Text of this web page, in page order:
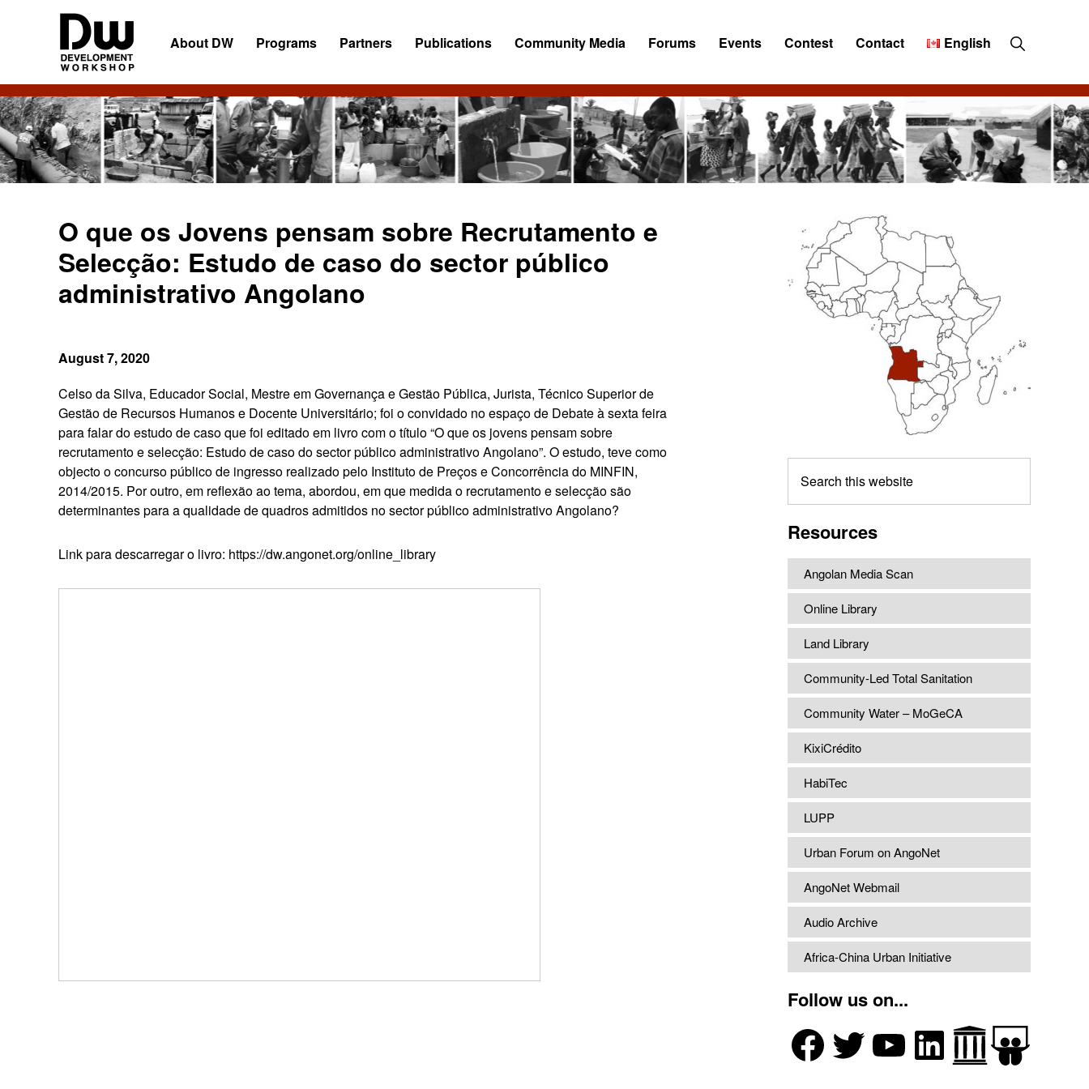
DW
Angola
Development
Workshop
Angola
About DW Programs Partners Publications Community Media Forums Events Contest Contact English Show
Search
O que os Jovens pensam sobre Recrutamento e
Selecção: Estudo de caso do sector público
administrativo Angolano
August 7, 2020
Celso da Silva, Educador Social, Mestre em Governança e Gestão Pública, Jurista, Técnico Superior de
Gestão de Recursos Humanos e Docente Universitário; foi o convidado no espaço de Debate à sexta feira
para falar do estudo de caso que foi editado em livro com o título “O que os jovens pensam sobre
recrutamento e selecção: Estudo de caso do sector público administrativo Angolano”. O estudo, teve como
objecto o concurso público de ingresso realizado pelo Instituto de Preços e Concorrência do MINFIN,
2014/2015. Por outro, em reflexão ao tema, abordou, em que medida o recrutamento e selecção são
determinantes para a qualidade de quadros admitidos no sector público administrativo Angolano?
Link para descarregar o livro: https://dw.angonet.org/online_library
Primary
Sidebar
this
Resources
Angolan Media Scan
Online Library
Land Library
Community-Led Total Sanitation
Community Water – MoGeCA
KixiCrédito
HabiTec
LUPP
Urban Forum on AngoNet
AngoNet Webmail
Audio Archive
Africa-China Urban Initiative
Follow us on...